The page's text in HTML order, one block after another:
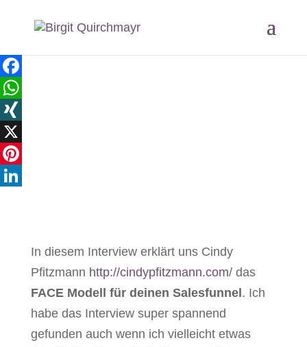
Facebook
WhatsApp
XING
X
Pinterest
In diesem Interview erklärt uns Cindy
Pfitzmann http://cindypfitzmann.com/ das
FACE Modell für deinen Salesfunnel . Ich
habe das Interview super spannend
gefunden auch wenn ich vielleicht etwas